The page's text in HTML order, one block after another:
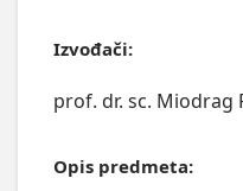
Izvođači:
prof. dr. sc. Miodrag
Opis predmeta: